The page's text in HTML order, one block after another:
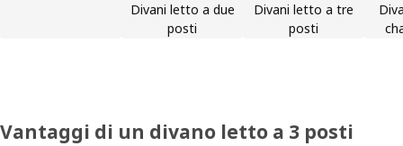
Divani letto a due
posti
Divani letto a tre
posti
Vantaggi di un divano letto a 3 posti